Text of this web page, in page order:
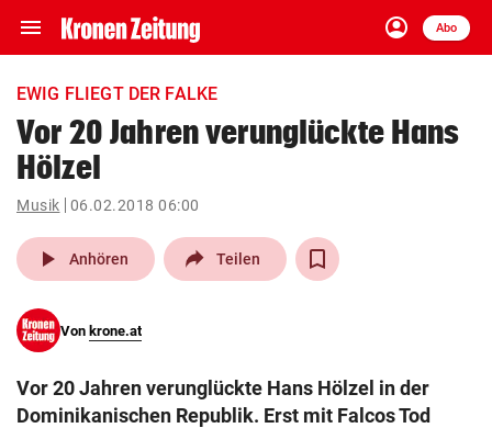
menu Navigation
ein-/ausklappen
account_circle
Anmelden
Abo
close Schließen
account_circle Anmelden
pin_drop
Wien arrow_right
search
eingeben
EWIG FLIEGT DER FALKE
Vor 20 Jahren verunglückte Hans
Hölzel
Musik 06.02.2018 06:00
play_arrow Anhören Teilen
Von krone.at
Vor 20 Jahren verunglückte Hans Hölzel in der
Dominikanischen Republik. Erst mit Falcos Tod